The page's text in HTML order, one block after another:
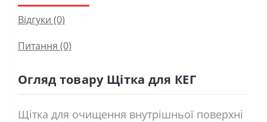
Відгуки (0)
Питання (0)
Огляд товару Щітка для КЕГ
Щітка для очищення внутрішньої поверхні